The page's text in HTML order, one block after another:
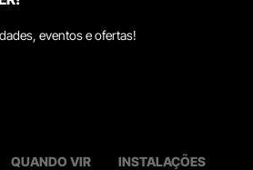
eventos e ofertas!
QUANDO VIR INSTALAÇÕES